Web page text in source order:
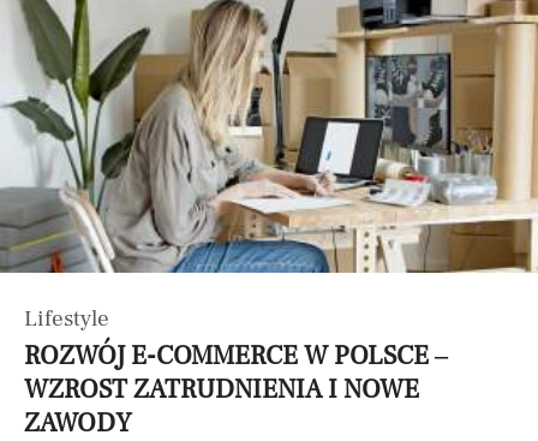
Lifestyle
ROZWÓJ E-COMMERCE W POLSCE –
WZROST ZATRUDNIENIA I NOWE
ZAWODY